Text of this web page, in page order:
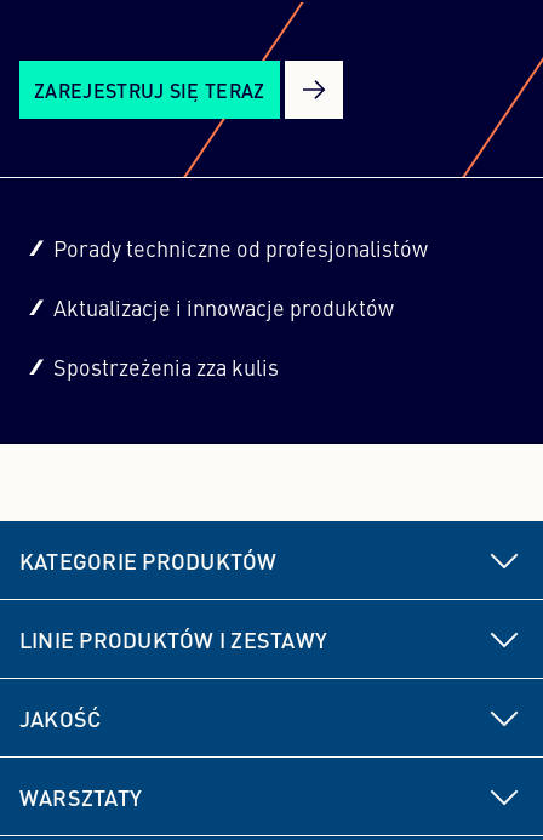
ZAREJESTRUJ SIĘ TERAZ
Porady techniczne od profesjonalistów
Aktualizacje i innowacje produktów
Spostrzeżenia zza kulis
KATEGORIE PRODUKTÓW
Elementy napędu
Filtry
LINIE PRODUKTÓW I ZESTAWY
MEYLE PD
JAKOŚĆ
WARSZTATY